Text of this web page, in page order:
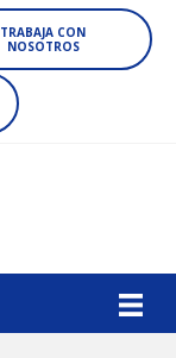
TRABAJA CON
NOSOTROS